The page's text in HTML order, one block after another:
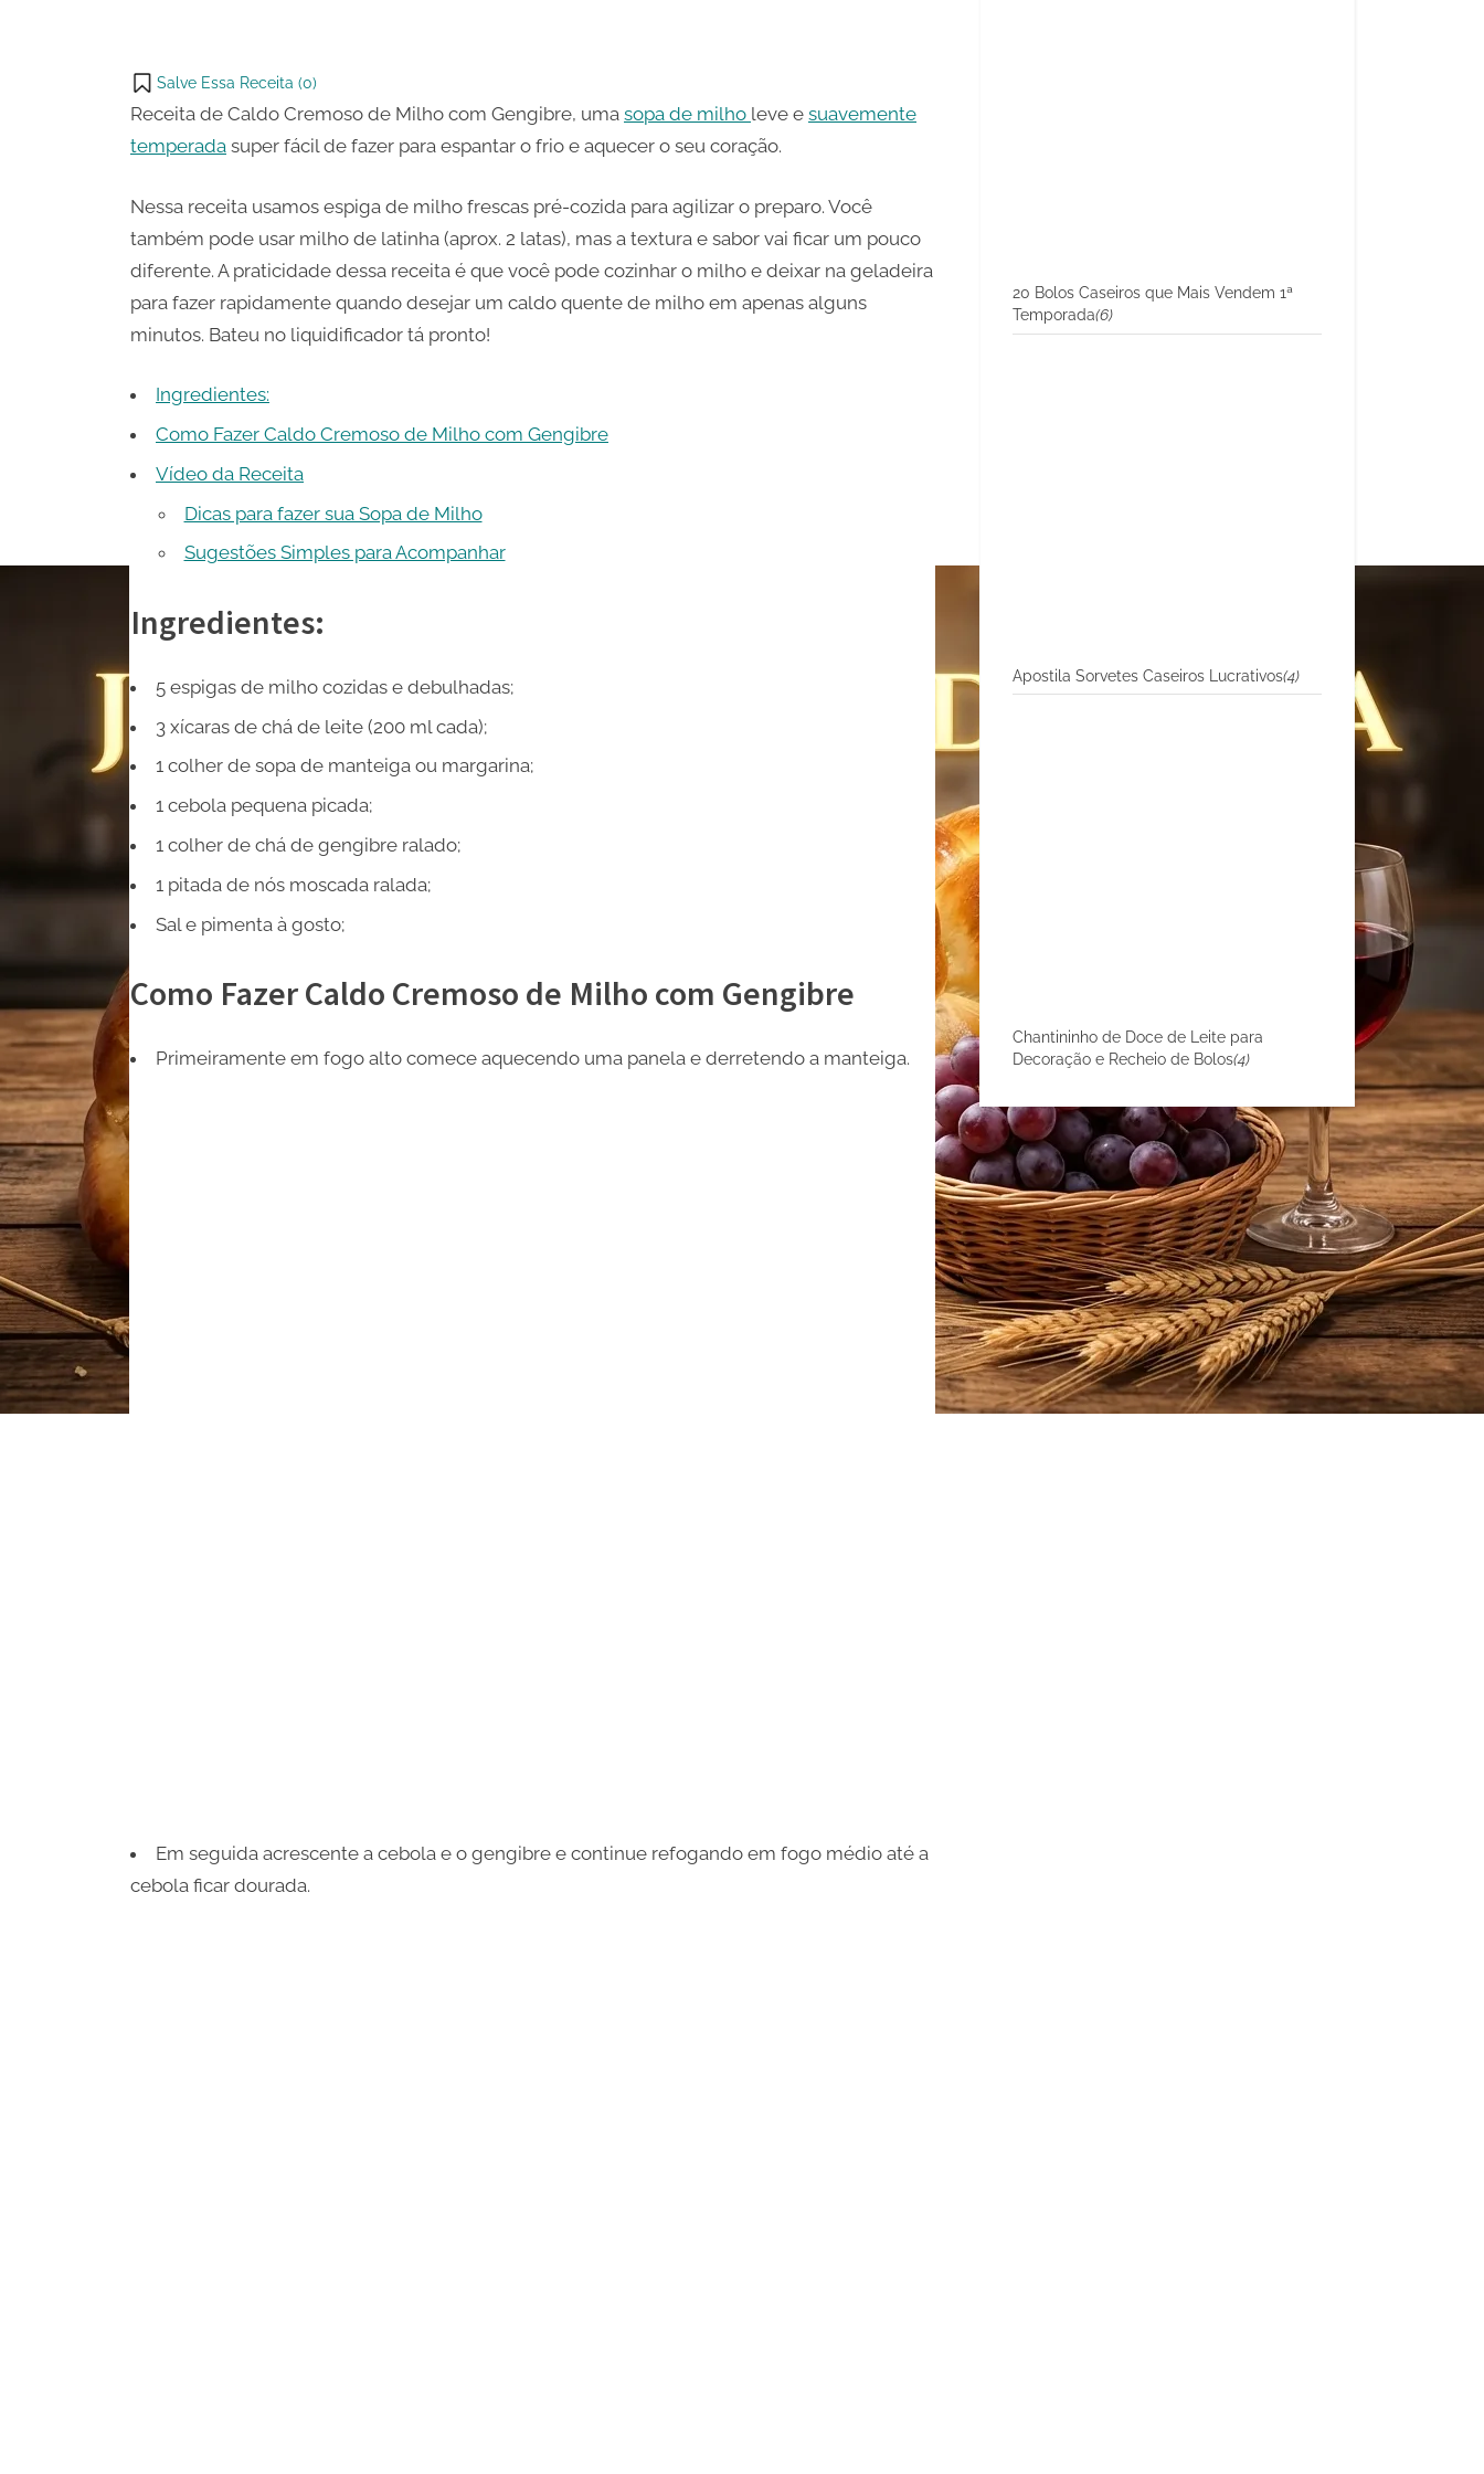
X
Salve Essa Receita (0)
Receita de Caldo Cremoso de Milho com Gengibre, uma sopa de milho leve e suavemente
temperada super fácil de fazer para espantar o frio e aquecer o seu coração.
Nessa receita usamos espiga de milho frescas pré-cozida para agilizar o preparo. Você
também pode usar milho de latinha (aprox. 2 latas), mas a textura e sabor vai ficar um pouco
diferente. A praticidade dessa receita é que você pode cozinhar o milho e deixar na geladeira
para fazer rapidamente quando desejar um caldo quente de milho em apenas alguns
minutos. Bateu no liquidificador tá pronto!
Ingredientes:
Como Fazer Caldo Cremoso de Milho com Gengibre
Vídeo da Receita
Dicas para fazer sua Sopa de Milho
Sugestões Simples para Acompanhar
Ingredientes:
5 espigas de milho cozidas e debulhadas;
3 xícaras de chá de leite (200 ml cada);
1 colher de sopa de manteiga ou margarina;
1 cebola pequena picada;
1 colher de chá de gengibre ralado;
1 pitada de nós moscada ralada;
Sal e pimenta à gosto;
Como Fazer Caldo Cremoso de Milho com Gengibre
Primeiramente em fogo alto comece aquecendo uma panela e derretendo a manteiga.
Em seguida acrescente a cebola e o gengibre e continue refogando em fogo médio até a
cebola ficar dourada.
20 Bolos Caseiros que Mais Vendem 1ª
Temporada(6)
Apostila Sorvetes Caseiros Lucrativos(4)
Chantininho de Doce de Leite para
Decoração e Recheio de Bolos(4)